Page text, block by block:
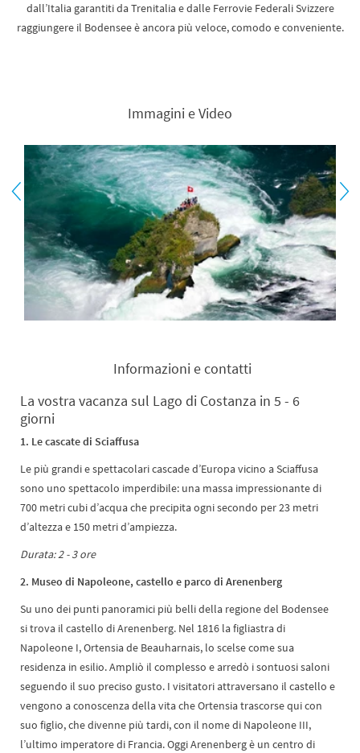
dall’Italia garantiti da Trenitalia e dalle Ferrovie Federali Svizzere
raggiungere il Bodensee è ancora più veloce, comodo e conveniente.
Immagini e Video
Informazioni e contatti
La vostra vacanza sul Lago di Costanza in 5 - 6
giorni
1. Le cascate di Sciaffusa
Le più grandi e spettacolari cascade d’Europa vicino a Sciaffusa
sono uno spettacolo imperdibile: una massa impressionante di
700 metri cubi d’acqua che precipita ogni secondo per 23 metri
d’altezza e 150 metri d’ampiezza.
Durata: 2 - 3 ore
2. Museo di Napoleone, castello e parco di Arenenberg
Su uno dei punti panoramici più belli della regione del Bodensee
si trova il castello di Arenenberg. Nel 1816 la figliastra di
Napoleone I, Ortensia de Beauharnais, lo scelse come sua
residenza in esilio. Ampliò il complesso e arredò i sontuosi saloni
seguendo il suo preciso gusto. I visitatori attraversano il castello e
vengono a conoscenza della vita che Ortensia trascorse qui con
suo figlio, che divenne più tardi, con il nome di Napoleone III,
l’ultimo imperatore di Francia. Oggi Arenenberg è un centro di